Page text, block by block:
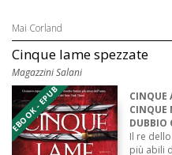
Mai Corland
Cinque lame spezzate
Magazzini Salani
EBOOK - EPUB
CINQUE
CINQUE
DUBBIO
Il re
più abili